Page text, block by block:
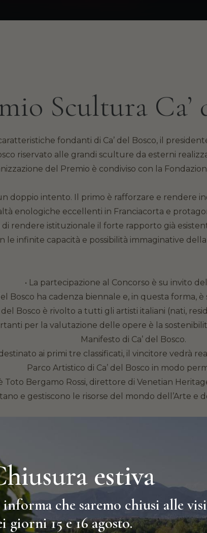
Scultura Ca’
fondanti di Ca’ del Bosco, il
riservato alle grandi sculture da esterni
del Premio è condiviso con la
doppio intento. Il primo è rafforzare e rendere
enologiche eccellenti in Franciacorta e
rendere istituzionale il forte rapporto già
le infinite capacità e possibilità immaginative
• La partecipazione al Concorso è su invito
Bosco ha cadenza biennale e, in questa
del Bosco è rivolto a tutti gli artisti italiani (nati,
per la valutazione delle opere è la
Manifesto di Ca’ del Bosco.
ai primi tre classificati, il vincitore vedrà
Parco Artistico di Ca’ del Bosco in modo
Toto Bergamo Rossi, direttore di Venetian
e gestiscono le risorse del mondo dell’Arte e
estiva
informa che saremo chiusi alle
giorni 15 e 16 agosto.